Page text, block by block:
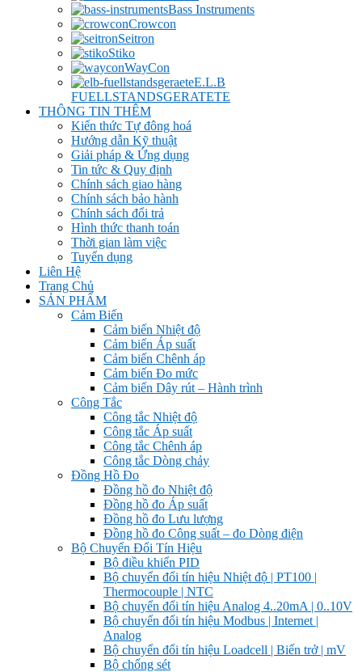
Bass Instruments
Crowcon
Seitron
Stiko
WayCon
E.L.B
FUELLSTANDSGERATETE
THÔNG TIN THÊM
Kiến thức Tự đông hoá
Hướng dẫn Kỹ thuật
Giải pháp & Ứng dụng
Tin tức & Quy định
Chính sách giao hàng
Chính sách bảo hành
Chính sách đổi trả
Hình thức thanh toán
Thời gian làm việc
Tuyển dụng
Liên Hệ
Trang Chủ
SẢN PHẨM
Cảm Biến
Cảm biến Nhiệt độ
Cảm biến Áp suất
Cảm biến Chênh áp
Cảm biến Đo mức
Cảm biến Dây rút – Hành trình
Công Tắc
Công tắc Nhiệt độ
Công tắc Áp suất
Công tắc Chênh áp
Công tắc Dòng chảy
Đồng Hồ Đo
Đồng hồ đo Nhiệt độ
Đồng hồ đo Áp suất
Đồng hồ đo Lưu lượng
Đồng hồ đo Công suất – đo Dòng điện
Bộ Chuyển Đổi Tín Hiệu
Bộ điều khiển PID
Bộ chuyển đổi tín hiệu Nhiệt độ | PT100 |
Thermocouple | NTC
Bộ chuyển đổi tín hiệu Analog 4..20mA | 0..10V
Bộ chuyển đổi tín hiệu Modbus | Internet |
Analog
Bộ chuyển đổi tín hiệu Loadcell | Biến trở | mV
Bộ chống sét